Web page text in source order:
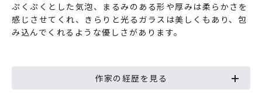
ぷくぷくとした気泡、まるみのある形や厚みは柔らかさを
感じさせてくれ、きらりと光るガラスは美しくもあり、包
み込んでくれるような優しさがあります。
作家の経歴を見る